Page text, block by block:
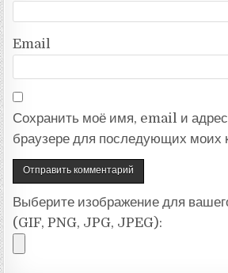
Email
Сохранить моё имя, email и
браузере для последующих моих
Выберите изображение для
(GIF, PNG, JPG, JPEG):